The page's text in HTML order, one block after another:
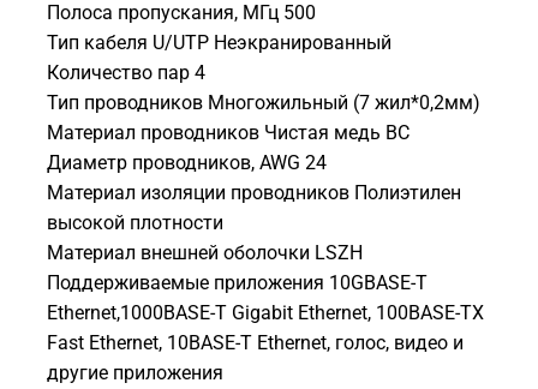
Полоса пропускания, МГц 500
Тип кабеля U/UTP Неэкранированный
Количество пар 4
Тип проводников Многожильный (7 жил*0,2мм)
Материал проводников Чистая медь BC
Диаметр проводников, AWG 24
Материал изоляции проводников Полиэтилен
высокой плотности
Материал внешней оболочки LSZH
Поддерживаемые приложения 10GBASE-T
Ethernet,1000BASE-T Gigabit Ethernet, 100BASE-TX
Fast Ethernet, 10BASE-T Ethernet, голос, видео и
другие приложения